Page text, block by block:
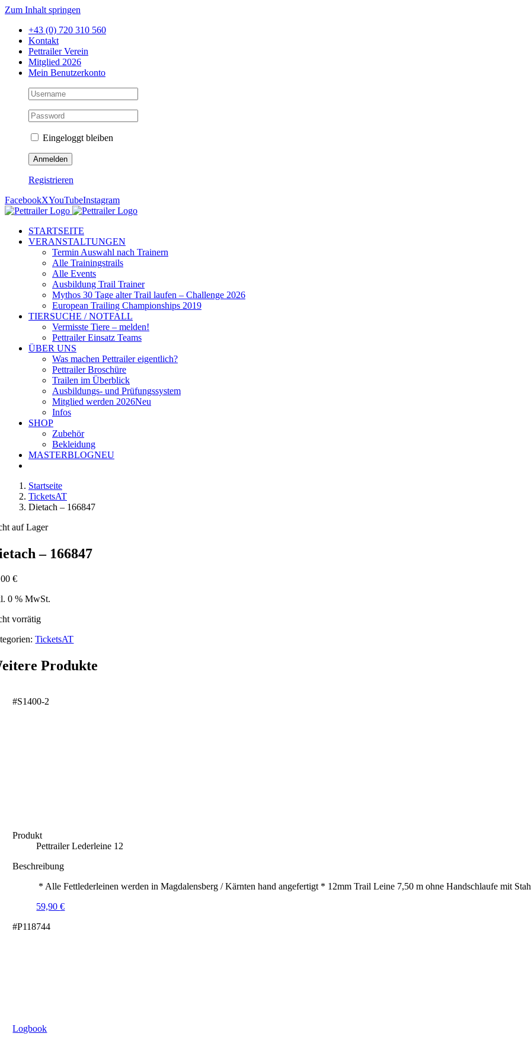
Zum Inhalt springen
+43 (0) 720 310 560
Kontakt
Pettrailer Verein
Mitglied 2026
Mein Benutzerkonto
Eingeloggt bleiben
Registrieren
FacebookXYouTubeInstagram
STARTSEITE
VERANSTALTUNGEN
Termin Auswahl nach Trainern
Alle Trainingstrails
Alle Events
Ausbildung Trail Trainer
Mythos 30 Tage alter Trail laufen – Challenge 2026
European Trailing Championships 2019
TIERSUCHE / NOTFALL
Vermisste Tiere – melden!
Pettrailer Einsatz Teams
ÜBER UNS
Was machen Pettrailer eigentlich?
Pettrailer Broschüre
Trailen im Überblick
Ausbildungs- und Prüfungssystem
Mitglied werden 2026Neu
Infos
SHOP
Zubehör
Bekleidung
MASTERBLOGNEU
Startseite
TicketsAT
Dietach – 166847
auf Lager
– 166847
€
0 % MwSt.
vorrätig
TicketsAT
Produkte
#S1400-2
Produkt
Pettrailer Lederleine 12
Beschreibung
* Alle Fettlederleinen werden in Magdalensberg / Kärnten hand angefertigt * 12mm Trail Leine 7,50 m ohne Handschlaufe mit
59,90€
#P118744
Logbook